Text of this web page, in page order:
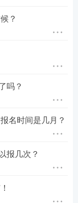
？
吗？
名时间是几月？
报几次？